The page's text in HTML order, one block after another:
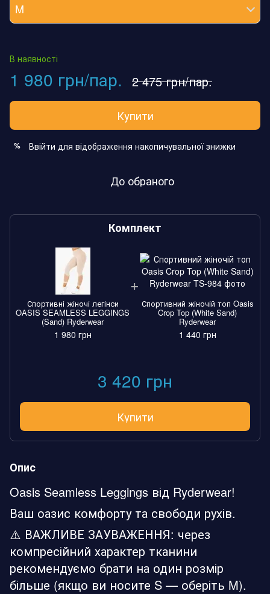
M
В наявності
1 980 грн/пар. 2 475 грн/пар.
Купити
% Ввійти для відображення накопичувальної знижки
До обраного
Комплект
Спортивні жіночі легінси
OASIS SEAMLESS LEGGINGS
(Sand) Ryderwear
1 980 грн
Спортивний жіночій топ Oasis
Crop Top (White Sand)
Ryderwear
1 440 грн
3 420 грн
Купити
Опис
Oasis Seamless Leggings від Ryderwear!
Ваш оазис комфорту та свободи рухів.
⚠️ ВАЖЛИВЕ ЗАУВАЖЕННЯ: через
компресійний характер тканини
рекомендуємо брати на один розмір
більше (якщо ви носите S — оберіть M).